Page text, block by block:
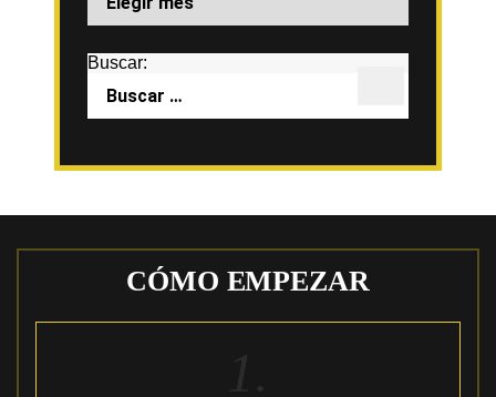
Buscar:
CÓMO EMPEZAR